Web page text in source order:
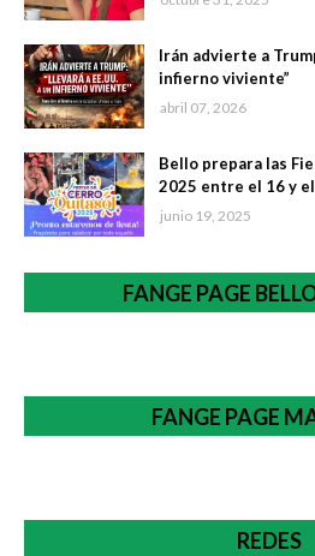
Irán advierte a
infierno viviente”
abril 07, 2026
Bello prepara las
2025 entre el 16 y
junio 19, 2025
FANGE PAGE
FANGE PAGE
REDES